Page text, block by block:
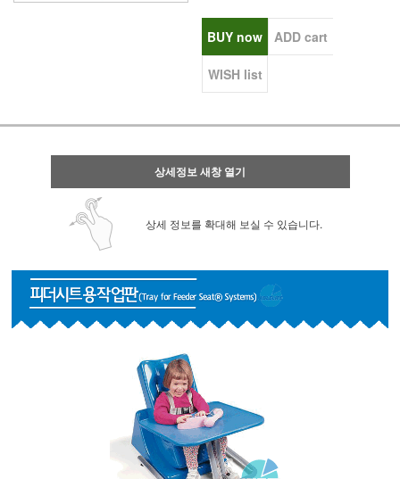
BUY now ADD cart
WISH list
상세정보 새창 열기
상세 정보를 확대해 보실 수 있습니다.